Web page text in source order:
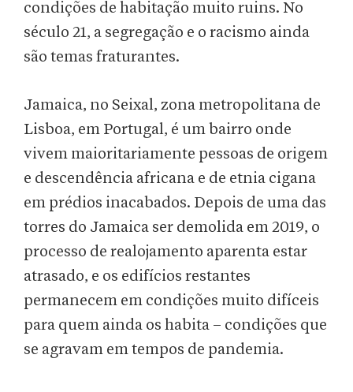
condições de habitação muito ruins. No
século 21, a segregação e o racismo ainda
são temas fraturantes.
Jamaica, no Seixal, zona metropolitana de
Lisboa, em Portugal, é um bairro onde
vivem maioritariamente pessoas de origem
e descendência africana e de etnia cigana
em prédios inacabados. Depois de uma das
torres do Jamaica ser demolida em 2019, o
processo de realojamento aparenta estar
atrasado, e os edifícios restantes
permanecem em condições muito difíceis
para quem ainda os habita – condições que
se agravam em tempos de pandemia.